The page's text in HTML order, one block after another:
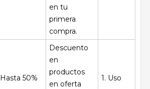
en tu
primera
compra.
Hasta 50%
Descuento
en
productos
en oferta
1. Uso